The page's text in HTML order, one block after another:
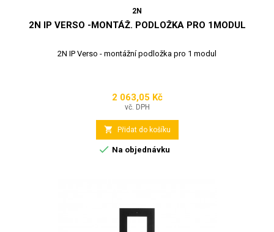
2N
2N IP VERSO -MONTÁŽ. PODLOŽKA PRO 1MODUL
2N IP Verso - montážní podložka pro 1 modul
Cena
2 063,05 Kč
vč. DPH
 Přidat do košíku
 Na objednávku